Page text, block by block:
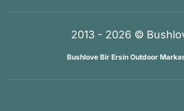
2013 - 2026 ©
Bushlove Bir Ersin Outdoor